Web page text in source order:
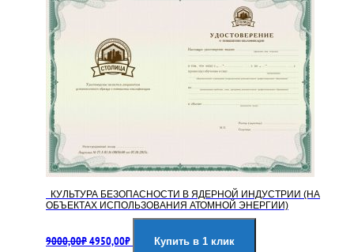
КУЛЬТУРА БЕЗОПАСНОСТИ В ЯДЕРНОЙ ИНДУСТРИИ (НА
ОБЪЕКТАХ ИСПОЛЬЗОВАНИЯ АТОМНОЙ ЭНЕРГИИ)
9000,00₽цена
4950,00₽цена:
Купить в 1 клик